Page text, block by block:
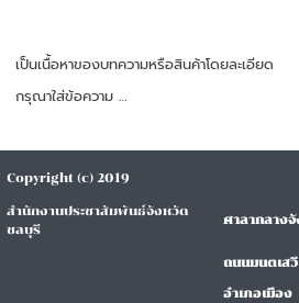
เป็นเนื้อหาของบทความหรือสินค้าโดยละเอียด
กรุณาใส่ข้อความ …
Copyright (c) 2019
สำนักงานประชาสัมพันธ์จังหวัด
ชลบุรี
ศาลากลาง
ถนนมนตเส
อำเภอเมือ